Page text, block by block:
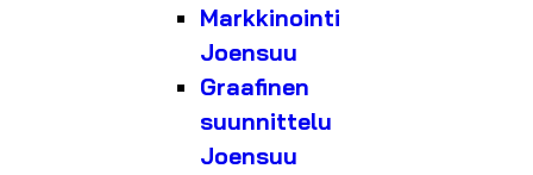
Markkinointi
Joensuu
Graafinen
suunnittelu
Joensuu